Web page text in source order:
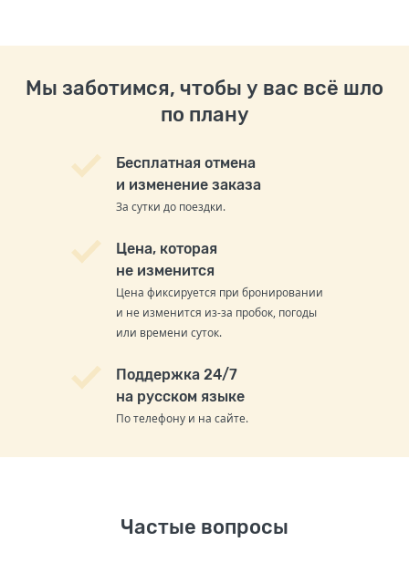
Мы заботимся, чтобы у вас всё шло
по плану
Бесплатная отмена
и изменение заказа
За сутки до поездки.
Цена, которая
не изменится
Цена фиксируется при бронировании
и не изменится из-за пробок, погоды
или времени суток.
Поддержка 24/7
на русском языке
По телефону и на сайте.
Частые вопросы